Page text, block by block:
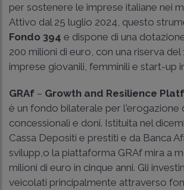
per sostenere le imprese italiane nei
Attivo dal 25 luglio 2024, questo
Fondo 394 e dispone di una
200 milioni di euro, con una riserva del
imprese giovanili, femminili e start-up
GRAf – Growth and Resilience
è un fondo bilaterale per l'erogazione
concessionali e doni. Istituita nel
Cassa Depositi e prestiti e da Banca
svilupp,o la piattaforma GRAf mira a
milioni di euro in cinque anni. Gli
veicolati principalmente attraverso